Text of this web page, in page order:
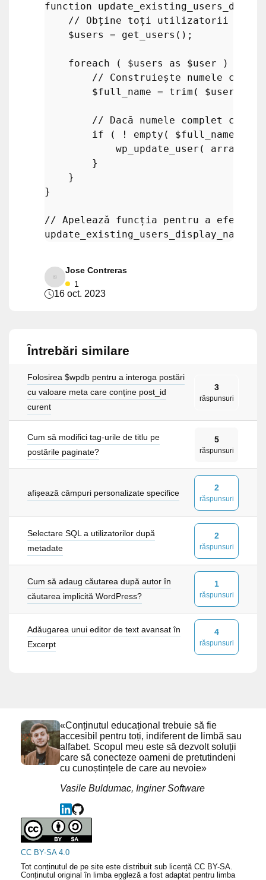
function
// Obține toți utilizatorii
$users
= get_users ();
foreach ( $users as $user ) {
// Construiește numele
$full_name = trim ( $user
// Dacă numele complet
if ( ! empty ( $full_name
wp_update_user ( array
        }
    }
}
// Apelează funcția pentru a efectua
update_existing_users_display_names
Jose Contreras
1
16 oct. 2023
Întrebări similare
Folosirea $wpdb pentru a interoga postări
cu valoare meta care conține post_id
curent
3
răspunsuri
Cum să modifici tag-urile de titlu pe
postările paginate?
5
răspunsuri
afișează câmpuri personalizate specifice
2
răspunsuri
Selectare SQL a utilizatorilor după
metadate
2
răspunsuri
Cum să adaug căutarea după autor în
căutarea implicită WordPress?
1
răspunsuri
Adăugarea unui editor de text avansat în
Excerpt
4
răspunsuri
«Conținutul educațional trebuie să fie
accesibil pentru toți, indiferent de limbă sau
alfabet. Scopul meu este să dezvolt soluții
care să conecteze oameni de pretutindeni
cu cunoștințele de care au nevoie»
Vasile Buldumac, Inginer Software
CC BY-SA 4.0
Tot conținutul de pe site este distribuit sub licență CC BY-SA.
Conținutul original în limba engleză a fost adaptat pentru limba